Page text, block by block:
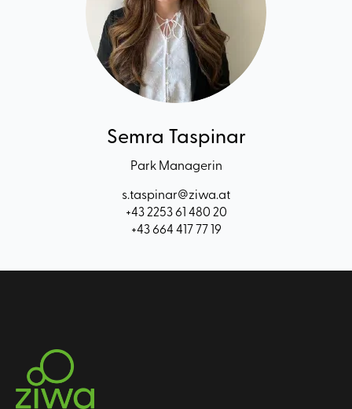
Semra Taspinar
Park Managerin
s.taspinar@ziwa.at
+43 2253 61 480 20
+43 664 417 77 19